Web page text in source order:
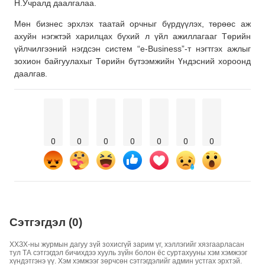
Н.Учралд даалгалаа.
Мөн бизнес эрхлэх таатай орчныг бүрдүүлэх, төрөөс аж
ахуйн нэгжтэй харилцах бүхий л үйл ажиллагааг Төрийн
үйлчилгээний нэгдсэн систем “e-Business”-т нэгтгэх ажлыг
зохион байгуулахыг Төрийн бүтээмжийн Үндэсний хороонд
даалгав.
0 0 0 0 0 0 0
Сэтгэгдэл (0)
ХХЗХ-ны журмын дагуу зүй зохисгүй зарим үг, хэллэгийг хязгаарласан
тул ТА сэтгэгдэл бичихдээ хууль зүйн болон ёс суртахууны хэм хэмжээг
хүндэтгэнэ үү. Хэм хэмжээг зөрчсөн сэтгэгдэлийг админ устгах эрхтэй.